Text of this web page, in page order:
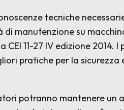
tecniche
manutenzione su
11-27 IV edizione 2014.
pratiche per la
potranno mantenere un